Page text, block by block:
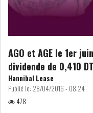
ACTUALITÉS DES
SOCIÉTÉS
LOI DE FINANCE
AGO et AGE le 1er
dividende de 0,410
Hannibal Lease
Publié le: 28/04/2016 - 08:24
478